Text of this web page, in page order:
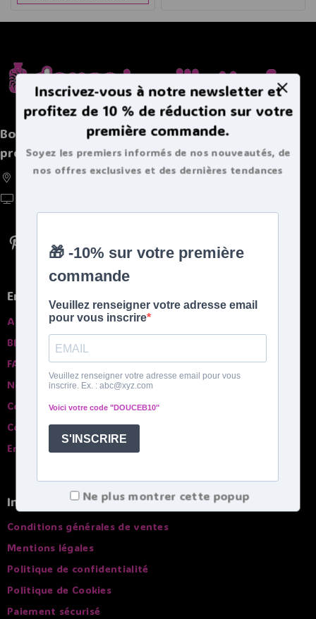
Boutique spécialisée de bouillottes et autres
produits chaleureux
France, Belgique, Suisse, Luxembourg
En savoir plus
A propros
Blog
FAQ
Nos garanties
Contactez-nous
Comparatif des bouillottes
English spoken
Infos pratiques
Conditions générales de ventes
Mentions légales
Politique de confidentialité
Politique de Cookies
Paiement sécurisé
Inscrivez-vous à notre newsletter et
profitez de 10 % de réduction sur votre
première commande.
Soyez les premiers informés de nos nouveautés, de
nos offres exclusives et des dernières tendances
Ne plus montrer cette popup